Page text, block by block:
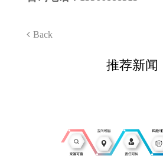
Back
推荐新闻